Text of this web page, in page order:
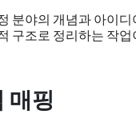
분야의 개념과 아이
구조로 정리하는 작
매핑